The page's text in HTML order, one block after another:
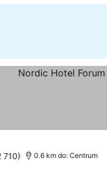
710) 0.6 km do: Centrum